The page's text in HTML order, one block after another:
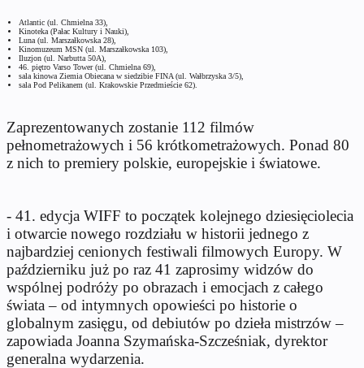
Atlantic (ul. Chmielna 33),
Kinoteka (Pałac Kultury i Nauki),
Luna (ul. Marszałkowska 28),
Kinomuzeum MSN (ul. Marszałkowska 103),
Iluzjon (ul. Narbutta 50A),
46. piętro Varso Tower (ul. Chmielna 69),
sala kinowa Ziemia Obiecana w siedzibie FINA (ul. Wałbrzyska 3/5),
sala Pod Pelikanem (ul. Krakowskie Przedmieście 62).
Zaprezentowanych zostanie 112 filmów
pełnometrażowych i 56 krótkometrażowych. Ponad 80
z nich to premiery polskie, europejskie i światowe.
- 41. edycja WIFF to początek kolejnego dziesięciolecia
i otwarcie nowego rozdziału w historii jednego z
najbardziej cenionych festiwali filmowych Europy. W
październiku już po raz 41 zaprosimy widzów do
wspólnej podróży po obrazach i emocjach z całego
świata – od intymnych opowieści po historie o
globalnym zasięgu, od debiutów po dzieła mistrzów –
zapowiada Joanna Szymańska-Szcześniak, dyrektor
generalna wydarzenia.